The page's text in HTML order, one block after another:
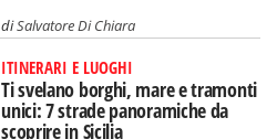
diSalvatore Di Chiara
ITINERARI E LUOGHI
Ti svelano borghi, mare e tramonti
unici: 7 strade panoramiche da
scoprire in Sicilia